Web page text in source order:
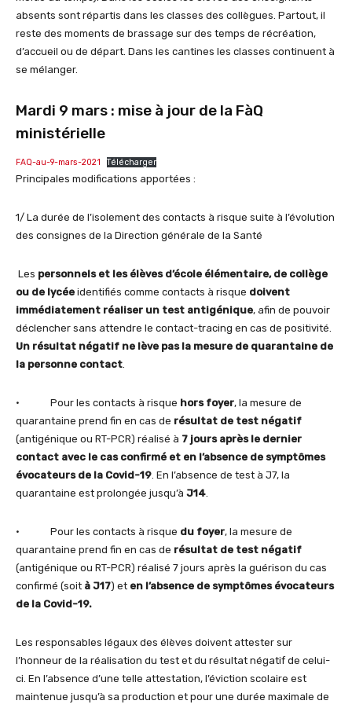
absents sont répartis dans les classes des collègues. Partout, il
reste des moments de brassage sur des temps de récréation,
d’accueil ou de départ. Dans les cantines les classes continuent à
se mélanger.
Mardi 9 mars : mise à jour de la FàQ
ministérielle
FAQ-au-9-mars-2021 Télécharger
Principales modifications apportées :
1/ La durée de l’isolement des contacts à risque suite à l’évolution
des consignes de la Direction générale de la Santé
Les personnels et les élèves d’école élémentaire, de collège
ou de lycée identifiés comme contacts à risque doivent
immédiatement réaliser un test antigénique, afin de pouvoir
déclencher sans attendre le contact-tracing en cas de positivité.
Un résultat négatif ne lève pas la mesure de quarantaine de
la personne contact.
• Pour les contacts à risque hors foyer, la mesure de
quarantaine prend fin en cas de résultat de test négatif
(antigénique ou RT-PCR) réalisé à 7 jours après le dernier
contact avec le cas confirmé et en l’absence de symptômes
évocateurs de la Covid-19. En l’absence de test à J7, la
quarantaine est prolongée jusqu’à J14.
• Pour les contacts à risque du foyer, la mesure de
quarantaine prend fin en cas de résultat de test négatif
(antigénique ou RT-PCR) réalisé 7 jours après la guérison du cas
confirmé (soit à J17) et en l’absence de symptômes évocateurs
de la Covid-19.
Les responsables légaux des élèves doivent attester sur
l’honneur de la réalisation du test et du résultat négatif de celui-
ci. En l’absence d’une telle attestation, l’éviction scolaire est
maintenue jusqu’à sa production et pour une durée maximale de